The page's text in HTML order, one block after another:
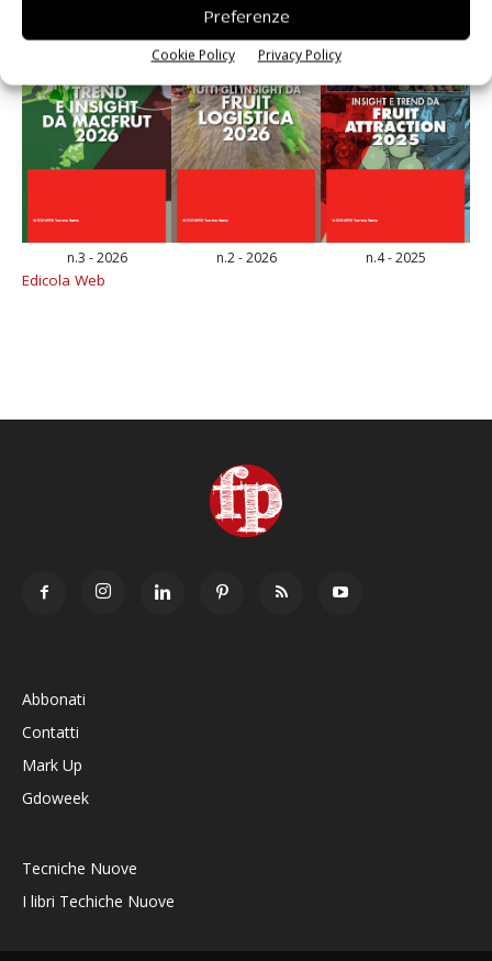
Preferenze
Cookie Policy Privacy Policy
n.3 - 2026 n.2 - 2026 n.4 - 2025
Edicola Web
Abbonati
Contatti
Mark Up
Gdoweek
Tecniche Nuove
I libri Techiche Nuove